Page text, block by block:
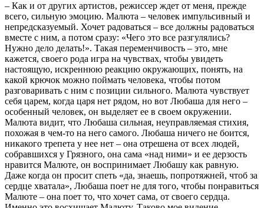
– Как и от других артистов, режиссер ждет от меня, прежде
всего, сильную эмоцию. Малюта – человек импульсивный и
непредсказуемый. Хочет радоваться – все должны радоваться
вместе с ним, а потом сразу: «Чего это все разгулялись?
Нужно дело делать!». Такая переменчивость – это, мне
кажется, своего рода игра на чувствах, чтобы увидеть
настоящую, искреннюю реакцию окружающих, понять, на
какой крючок можно поймать человека, чтобы потом
разговаривать с ним с позиции сильного. Малюта чувствует
себя царем, когда царя нет рядом, но вот Любаша для него –
особенный человек, он выделяет ее в своем окружении.
Малюта видит, что Любаша сильная, неуправляемая стихия,
похожая в чем-то на него самого. Любаша ничего не боится,
никакого трепета у нее нет – она отрешена от всех людей,
собравшихся у Грязного, она сама «над ними» и ее дерзость
нравится Малюте, он воспринимает Любашу как равную.
Даже когда он просит спеть «да, знаешь, попротяжней, чтоб за
сердце хватала», Любаша поет не для того, чтобы понравиться
Малюте – она поет то, что хочет сама, от своего сердца.